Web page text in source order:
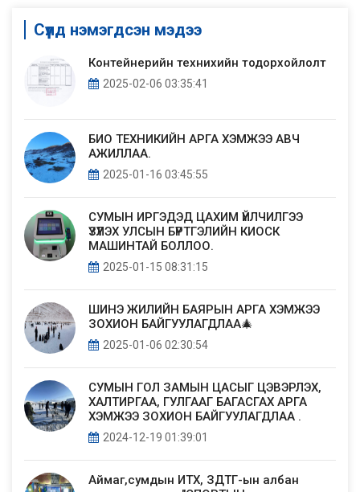
Сүүлд нэмэгдсэн мэдээ
Контейнерийн технихийн тодорхойлолт
2025-02-06 03:35:41
БИО ТЕХНИКИЙН АРГА ХЭМЖЭЭ АВЧ
АЖИЛЛАА.
2025-01-16 03:45:55
СУМЫН ИРГЭДЭД ЦАХИМ ҮЙЛЧИЛГЭЭ
ҮЗҮҮЛЭХ УЛСЫН БҮРТГЭЛИЙН КИОСК
МАШИНТАЙ БОЛЛОО.
2025-01-15 08:31:15
ШИНЭ ЖИЛИЙН БАЯРЫН АРГА ХЭМЖЭЭ
ЗОХИОН БАЙГУУЛАГДЛАА🎄
2025-01-06 02:30:54
СУМЫН ГОЛ ЗАМЫН ЦАСЫГ ЦЭВЭРЛЭХ,
ХАЛТИРГАА, ГУЛГААГ БАГАСГАХ АРГА
ХЭМЖЭЭ ЗОХИОН БАЙГУУЛАГДЛАА .
2024-12-19 01:39:01
Аймаг,сумдын ИТХ, ЗДТГ-ын албан